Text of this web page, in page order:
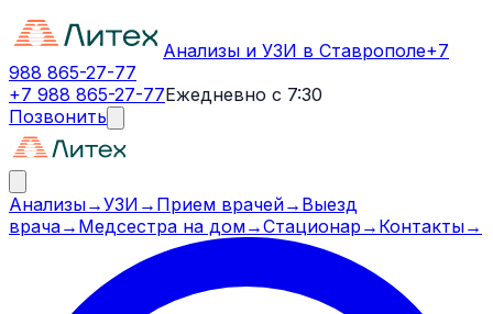
Анализы и УЗИ в Ставрополе+7
988 865-27-77
+7 988 865-27-77Ежедневно с 7:30
Позвонить
Анализы→УЗИ → Прием врачей→ Выезд
врача→ Медсестра на дом→Стационар → Контакты→